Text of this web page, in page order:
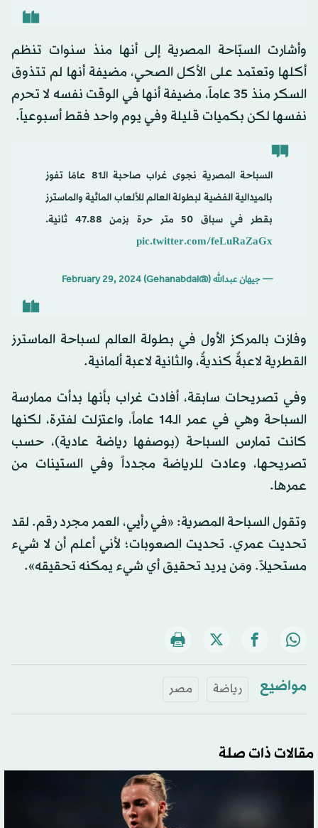
وأشارت السبّاحة المصرية إلى أنها منذ سنوات تنظم
أكلها وتعتمد على الأكل الصحي، مضيفة أنها لم تتذوق
السكر منذ 35 عاماً، مضيفة أنها في الوقت نفسه لا تحرم
نفسها لكن بكميات قليلة وفي يوم واحد فقط أسبوعياً.
السباحة المصرية نجوى غراب صاحبة الـ81 عامًا تفوز
بالميدالية الفضية لبطولة العالم للألعاب المائية والماسترز
بقطر في سباق 50 متر حرة بزمن 47.88 ثانية.
pic.twitter.com/feLuRaZaGx
— جيهان عبدالله (@Gehanabdal) February 29, 2024
وفازت بالمركز الأول في بطولة العالم لسباحة الماسترز
القطرية لاعبةٌ كنديةٌ، والثانية لاعبة ألمانية.
وفي تصريحات سابقة، أفادت غراب بأنها بدأت ممارسة
السباحة وهي في عمر الـ14 عاماً، واعتزلت لفترة، لكنها
كانت تمارس السباحة (بوصفها رياضة عادية)، حسب
تصريحها، وعادت للرياضة مجدداً وفي الستينات من
عمرها.
وتقول السباحة المصرية: «في رأيي، العمر مجرد رقم. لقد
تحديت عمري. تحديت الصعوبات؛ لأني أعلم أن لا شيء
مستحيلاً. ومَن يريد تحقيق أي شيء يمكنه تحقيقه».
مواضيع رياضة مصر
مقالات ذات صلة